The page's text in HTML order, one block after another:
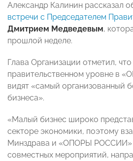
Александр Калинин рассказал
встречи с Председателем
Дмитрием Медведевым,
прошлой неделе.
Глава Организации отметил, что
правительственном уровне в
видят «самый организованный
бизнеса».
«Малый бизнес широко
секторе экономики, поэтому
Минздрава и «ОПОРЫ РОССИИ»
совместных мероприятий,